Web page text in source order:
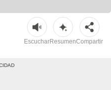
EscucharResumenCompartir